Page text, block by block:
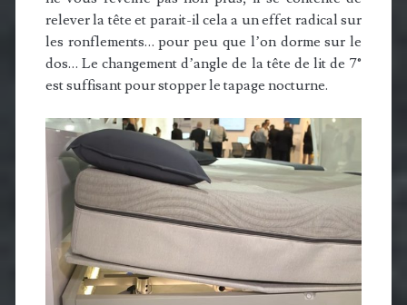
relever la tête et parait-il cela a un effet radical sur
les ronflements… pour peu que l’on dorme sur le
dos… Le changement d’angle de la tête de lit de 7°
est suffisant pour stopper le tapage nocturne.